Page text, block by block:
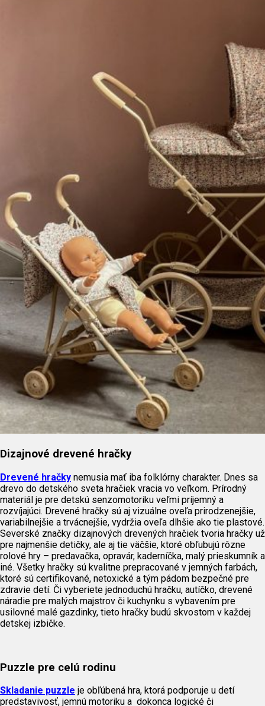
Dizajnové drevené hračky
Drevené hračky nemusia mať iba folklórny charakter. Dnes sa
drevo do detského sveta hračiek vracia vo veľkom. Prírodný
materiál je pre detskú senzomotoriku veľmi príjemný a
rozvíjajúci. Drevené hračky sú aj vizuálne oveľa prirodzenejšie,
variabilnejšie a trvácnejšie, vydržia oveľa dlhšie ako tie plastové.
Severské značky dizajnových drevených hračiek tvoria hračky už
pre najmenšie detičky, ale aj tie väčšie, ktoré obľubujú rôzne
rolové hry – predavačka, opravár, kaderníčka, malý prieskumník a
iné. Všetky hračky sú kvalitne prepracované v jemných farbách,
ktoré sú certifikované, netoxické a tým pádom bezpečné pre
zdravie detí. Či vyberiete jednoduchú hračku, autíčko, drevené
náradie pre malých majstrov či kuchynku s vybavením pre
usilovné malé gazdinky, tieto hračky budú skvostom v každej
detskej izbičke.
Puzzle pre celú rodinu
Skladanie puzzle je obľúbená hra, ktorá podporuje u detí
predstavivosť, jemnú motoriku a dokonca logické či